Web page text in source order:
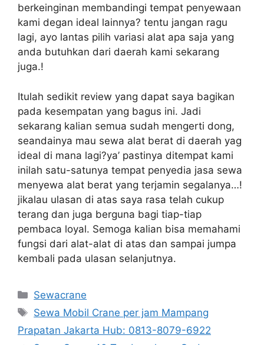
berkeinginan membandingi tempat penyewaan
kami degan ideal lainnya? tentu jangan ragu
lagi, ayo lantas pilih variasi alat apa saja yang
anda butuhkan dari daerah kami sekarang
juga.!
Itulah sedikit review yang dapat saya bagikan
pada kesempatan yang bagus ini. Jadi
sekarang kalian semua sudah mengerti dong,
seandainya mau sewa alat berat di daerah yag
ideal di mana lagi?ya’ pastinya ditempat kami
inilah satu-satunya tempat penyedia jasa sewa
menyewa alat berat yang terjamin segalanya…!
jikalau ulasan di atas saya rasa telah cukup
terang dan juga berguna bagi tiap-tiap
pembaca loyal. Semoga kalian bisa memahami
fungsi dari alat-alat di atas dan sampai jumpa
kembali pada ulasan selanjutnya.
Categories
Sewacrane
Tags
Sewa Mobil Crane per jam Mampang
Prapatan Jakarta Hub: 0813-8079-6922